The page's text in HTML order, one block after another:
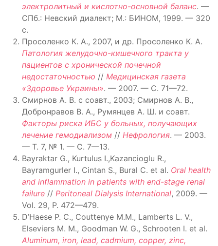
электролитный и кислотно-основной баланс. —
СПб.: Невский диалект; М.: БИНОМ, 1999. — 320
c.
Просоленко К. А., 2007, и др. Просоленко К. А.
Патология желудочно-кишечного тракта у
пациентов с хронической почечной
недостаточностью // Медицинская газета
«Здоровье Украины». — 2007. — С. 71—72.
Смирнов А. В. с соавт., 2003; Смирнов А. В.,
Добронравов В. А., Румянцев А. Ш. и соавт.
Факторы риска ИБС у больных, получающих
лечение гемодиализом // Нефрология. — 2003.
— Т. 7, № 1. — С. 7—13.
Bayraktar G., Kurtulus I.,Kazancioglu R.,
Bayramgurler I., Cintan S., Bural C. et al. Oral health
and inflammation in patients with end-stage renal
failure // Peritoneal Dialysis International, 2009. —
Vol. 29, P. 472—479.
D’Haese P. C., Couttenye M.M., Lamberts L. V.,
Elseviers M. M., Goodman W. G., Schrooten I. et al.
Aluminum, iron, lead, cadmium, copper, zinc,